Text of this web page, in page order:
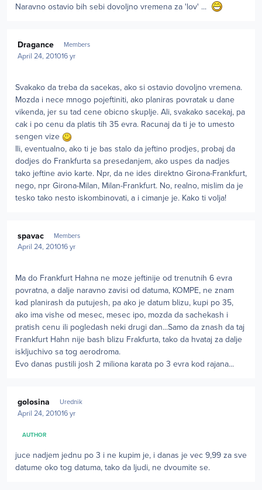
Naravno ostavio bih sebi dovoljno vremena za 'lov' ...
Dragance Members
April 24, 201016 yr
Svakako da treba da sacekas, ako si ostavio dovoljno vremena.
Mozda i nece mnogo pojeftiniti, ako planiras povratak u dane
vikenda, jer su tad cene obicno skuplje. Ali, svakako sacekaj, pa
cak i po cenu da platis tih 35 evra. Racunaj da ti je to umesto
sengen vize
Ili, eventualno, ako ti je bas stalo da jeftino prodjes, probaj da
dodjes do Frankfurta sa presedanjem, ako uspes da nadjes
tako jeftine avio karte. Npr, da ne ides direktno Girona-Frankfurt,
nego, npr Girona-Milan, Milan-Frankfurt. No, realno, mislim da je
tesko tako nesto iskombinovati, a i cimanje je. Kako ti volja!
spavac Members
April 24, 201016 yr
Ma do Frankfurt Hahna ne moze jeftinije od trenutnih 6 evra
povratna, a dalje naravno zavisi od datuma, KOMPE, ne znam
kad planirash da putujesh, pa ako je datum blizu, kupi po 35,
ako ima vishe od mesec, mesec ipo, mozda da sachekash i
pratish cenu ili pogledash neki drugi dan...Samo da znash da taj
Frankfurt Hahn nije bash blizu Frakfurta, tako da hvataj za dalje
iskljuchivo sa tog aerodroma.
Evo danas pustili josh 2 miliona karata po 3 evra kod rajana...
golosina Urednik
April 24, 201016 yr
AUTHOR
juce nadjem jednu po 3 i ne kupim je, i danas je vec 9,99 za sve
datume oko tog datuma, tako da ljudi, ne dvoumite se.